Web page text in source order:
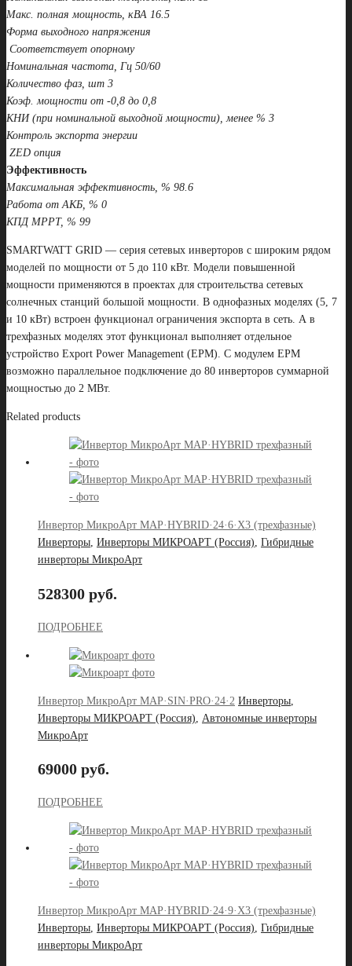
Макс. полная мощность, кВА 16.5
Форма выходного напряжения
Соответствует опорному
Номинальная частота, Гц 50/60
Количество фаз, шт 3
Коэф. мощности от -0,8 до 0,8
КНИ (при номинальной выходной мощности), менее % 3
Контроль экспорта энергии
ZED опция
Эффективность
Максимальная эффективность, % 98.6
Работа от АКБ, % 0
КПД МРРТ, % 99
SMARTWATT GRID — серия сетевых инверторов с широким рядом
моделей по мощности от 5 до 110 кВт. Модели повышенной
мощности применяются в проектах для строительства сетевых
солнечных станций большой мощности. В однофазных моделях (5, 7
и 10 кВт) встроен функционал ограничения экспорта в сеть. А в
трехфазных моделях этот функционал выполняет отдельное
устройство Export Power Management (EPM). С модулем EPM
возможно параллельное подключение до 80 инверторов суммарной
мощностью до 2 МВт.
Related products
Инвертор МикроАрт MAP·HYBRID·24·6·X3 (трехфазные)
Инверторы, Инверторы МИКРОАРТ (Россия), Гибридные
инверторы МикроАрт
528300 руб.
ПОДРОБНЕЕ
Инвертор МикроАрт MAP·SIN·PRO·24·2 Инверторы
Инверторы МИКРОАРТ (Россия)
Автономные инверторы
МикроАрт
69000 руб.
ПОДРОБНЕЕ
Инвертор МикроАрт MAP·HYBRID·24·9·X3 (трехфазные)
Инверторы Инверторы МИКРОАРТ (Россия) Гибридные
инверторы МикроАрт